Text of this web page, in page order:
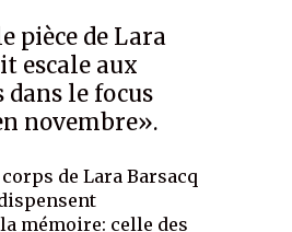
pièce de Lara
escale aux
le focus
novembre».
de Lara Barsacq
mémoire: celle des